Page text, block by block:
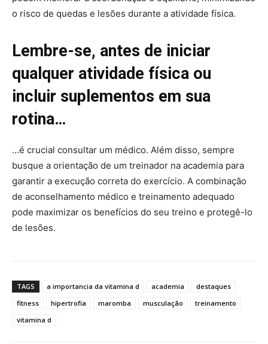
o risco de quedas e lesões durante a atividade física.
Lembre-se, antes de iniciar
qualquer atividade física ou
incluir suplementos em sua
rotina…
…é crucial consultar um médico. Além disso, sempre
busque a orientação de um treinador na academia para
garantir a execução correta do exercício. A combinação
de aconselhamento médico e treinamento adequado
pode maximizar os benefícios do seu treino e protegê-lo
de lesões.
TAGS a importancia da vitamina d academia
destaques
fitness
hipertrofia maromba musculação
treinamento
vitamina d